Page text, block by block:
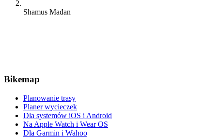
Shamus Madan
Bikemap
Planowanie trasy
Planer wycieczek
Dla systemów iOS i Android
Na Apple Watch i Wear OS
Dla Garmin i Wahoo